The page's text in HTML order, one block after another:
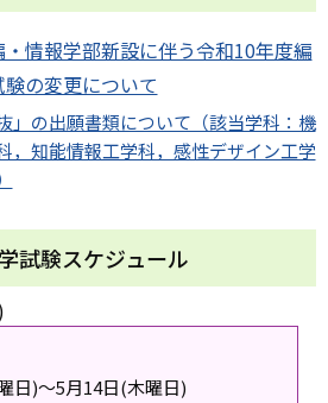
・情報学部新設に伴う令和10年度編
の変更について
」の出願書類について（該当学科：機
，知能情報工学科，感性デザイン工学
試験スケジュール
日)～5月14日(木曜日)